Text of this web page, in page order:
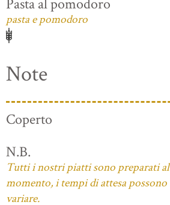
Pasta al pomodoro
pasta e pomodoro
Note
Coperto
N.B.
Tutti i nostri piatti sono preparati al
momento, i tempi di attesa possono
variare.